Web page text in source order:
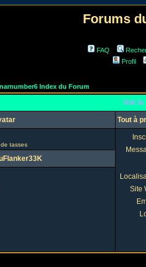
Forums
FAQ
Profil
Index du Forum
Voir le
Tout à
tasses
Site